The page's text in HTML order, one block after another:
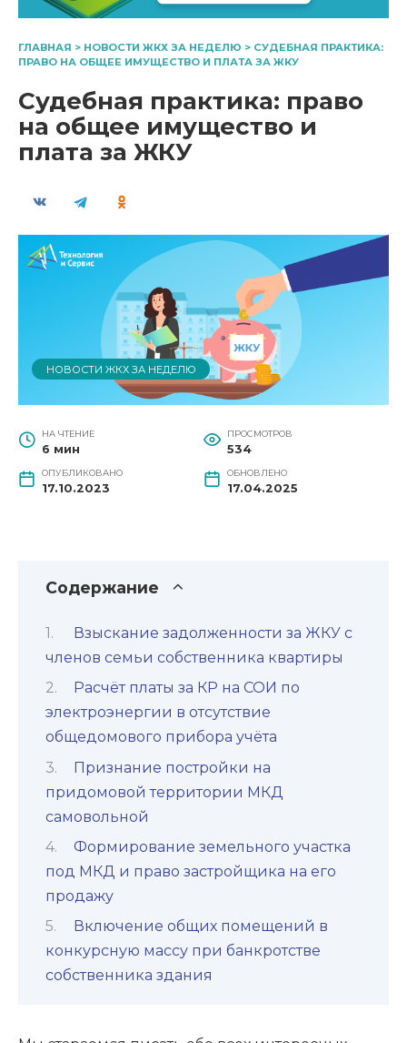
ГЛАВНАЯ > НОВОСТИ ЖКХ ЗА НЕДЕЛЮ > СУДЕБНАЯ ПРАКТИКА:
ПРАВО НА ОБЩЕЕ ИМУЩЕСТВО И ПЛАТА ЗА ЖКУ
Судебная практика: право
на общее имущество и
плата за ЖКУ
НОВОСТИ ЖКХ ЗА НЕДЕЛЮ
НА ЧТЕНИЕ
6 мин
ПРОСМОТРОВ
534
ОПУБЛИКОВАНО
17.10.2023
ОБНОВЛЕНО
17.04.2025
Содержание
Взыскание задолженности за ЖКУ с
членов семьи собственника квартиры
Расчёт платы за КР на СОИ по
электроэнергии в отсутствие
общедомового прибора учёта
Признание постройки на
придомовой территории МКД
самовольной
Формирование земельного участка
под МКД и право застройщика на его
продажу
Включение общих помещений в
конкурсную массу при банкротстве
собственника здания